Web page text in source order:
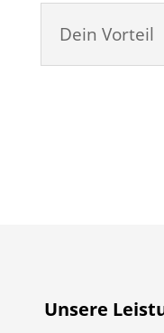
Dein Vorteil
Unsere